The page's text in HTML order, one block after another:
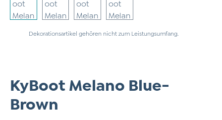
Dekorationsartikel gehören nicht zum Leistungsumfang.
KyBoot Melano Blue-
Brown